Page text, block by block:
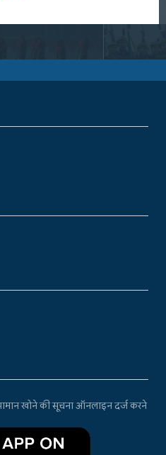
खोने की सूचना ऑनलाइन दर्ज करने